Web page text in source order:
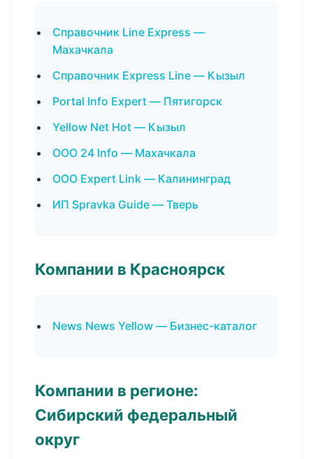
Справочник Line Express —
Махачкала
Справочник Express Line — Кызыл
Portal Info Expert — Пятигорск
Yellow Net Hot — Кызыл
ООО 24 Info — Махачкала
ООО Expert Link — Калининград
ИП Spravka Guide — Тверь
Компании в Красноярск
News News Yellow — Бизнес-каталог
Компании в регионе:
Сибирский федеральный
округ